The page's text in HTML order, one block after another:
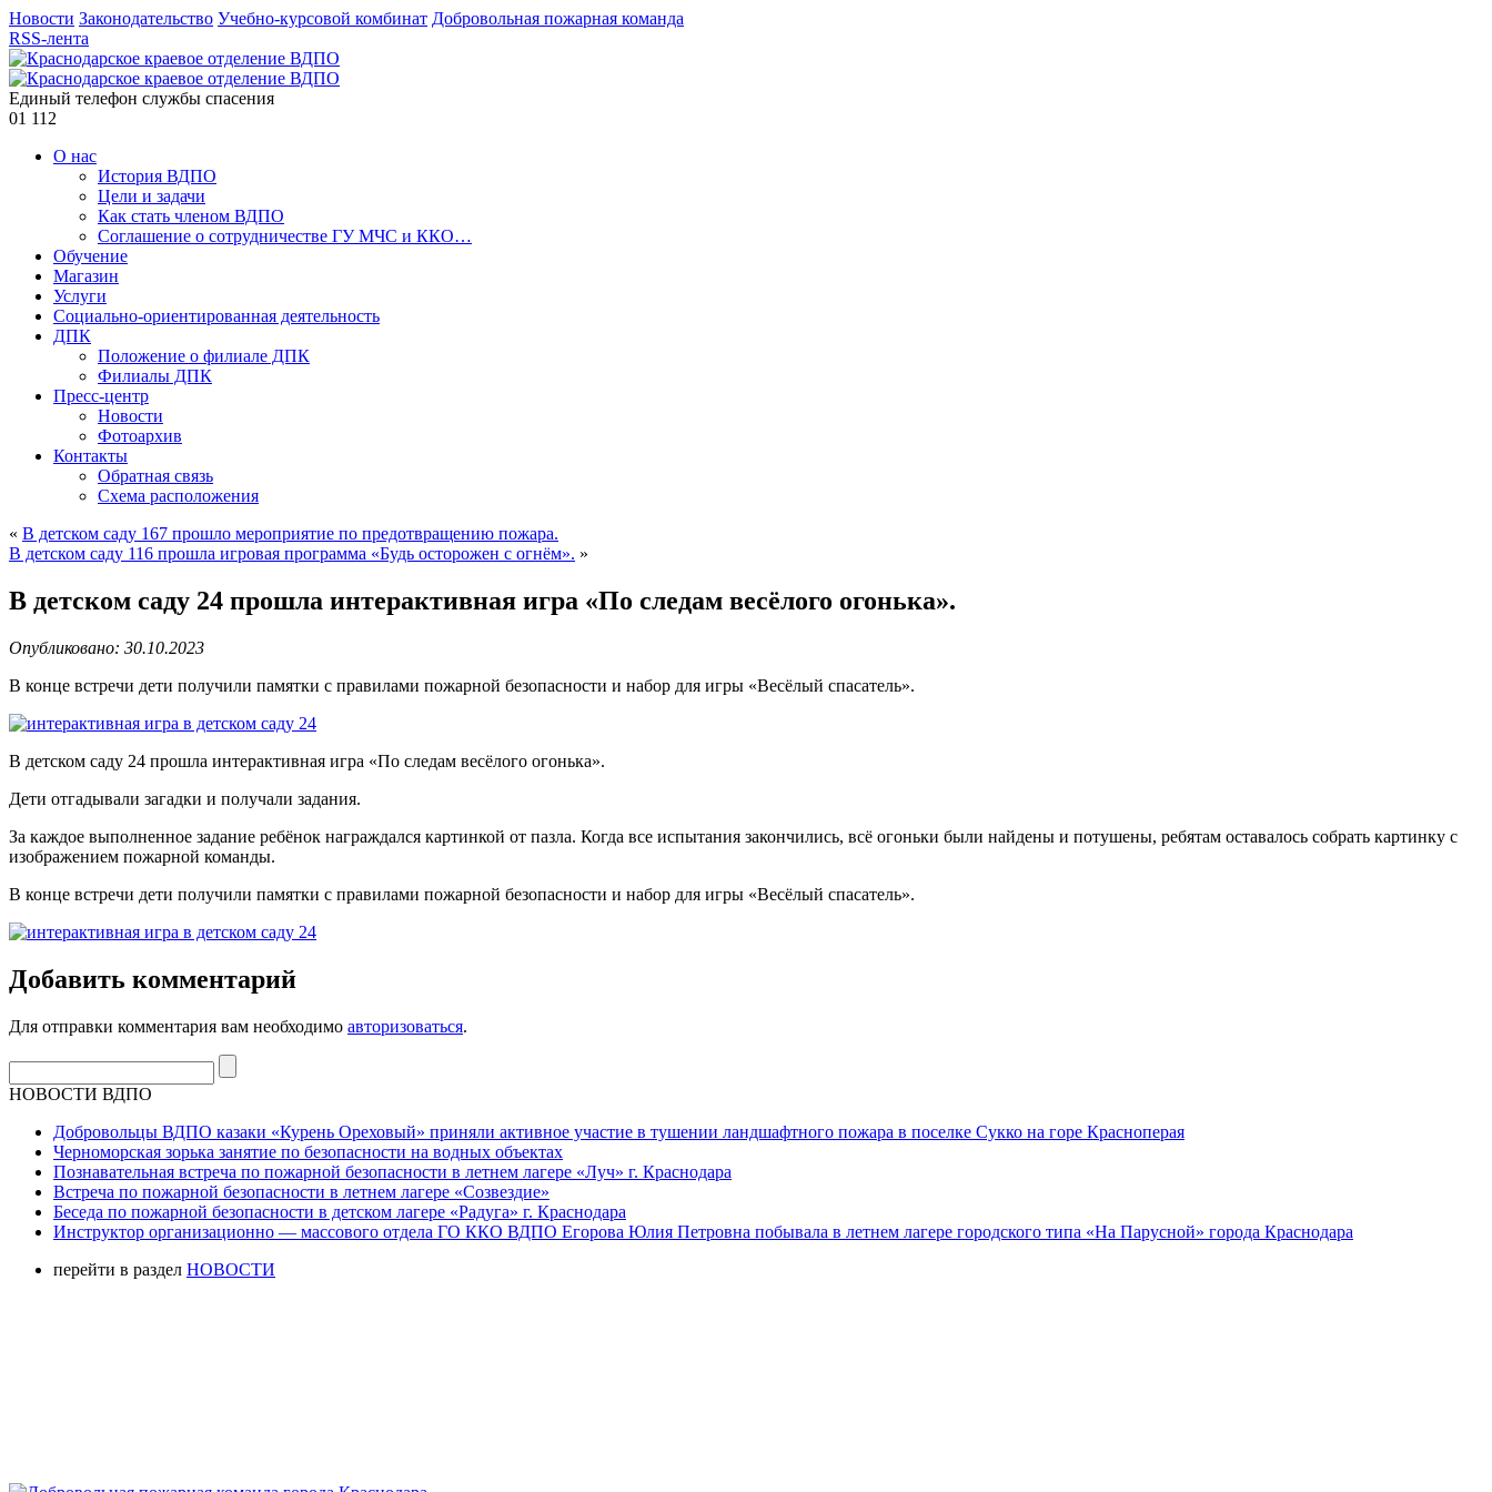
Новости Законодательство Учебно-курсовой комбинат Добровольная пожарная команда
RSS-лента
Единый телефон службы спасения
01 112
О нас
История ВДПО
Цели и задачи
Как стать членом ВДПО
Соглашение о сотрудничестве ГУ МЧС и ККО…
Обучение
Магазин
Услуги
Социально-ориентированная деятельность
ДПК
Положение о филиале ДПК
Филиалы ДПК
Пресс-центр
Новости
Фотоархив
Контакты
Обратная связь
Схема расположения
« В детском саду 167 прошло мероприятие по предотвращению пожара.
В детском саду 116 прошла игровая программа «Будь осторожен с огнём». »
В детском саду 24 прошла интерактивная игра «По следам весёлого огонька».
Опубликовано: 30.10.2023
В конце встречи дети получили памятки с правилами пожарной безопасности и набор для игры «Весёлый спасатель».
В детском саду 24 прошла интерактивная игра «По следам весёлого огонька».
Дети отгадывали загадки и получали задания.
За каждое выполненное задание ребёнок награждался картинкой от пазла. Когда все испытания закончились, всё огоньки были найдены и потушены, ребятам оставалось собрать картинку с
изображением пожарной команды.
В конце встречи дети получили памятки с правилами пожарной безопасности и набор для игры «Весёлый спасатель».
Добавить комментарий
Для отправки комментария вам необходимо авторизоваться.
НОВОСТИ ВДПО
Добровольцы ВДПО казаки «Курень Ореховый» приняли активное участие в тушении ландшафтного пожара в поселке Сукко на горе Красноперая
Черноморская зорька занятие по безопасности на водных объектах
Познавательная встреча по пожарной безопасности в летнем лагере «Луч» г. Краснодара
Встреча по пожарной безопасности в летнем лагере «Созвездие»
Беседа по пожарной безопасности в детском лагере «Радуга» г. Краснодара
Инструктор организационно — массового отдела ГО ККО ВДПО Егорова Юлия Петровна побывала в летнем лагере городского типа «На Парусной» города Краснодара
перейти в раздел НОВОСТИ